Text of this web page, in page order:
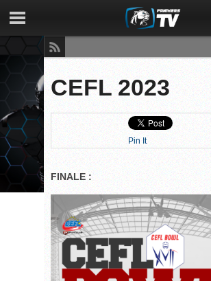
CEFL 2023
Pin It
FINALE :